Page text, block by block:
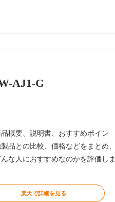
AJ1-G
概要、説明書、おすすめポイン
品との比較、価格などをまとめ、
な人におすすめなのかを評価しま
楽天で詳細を見る